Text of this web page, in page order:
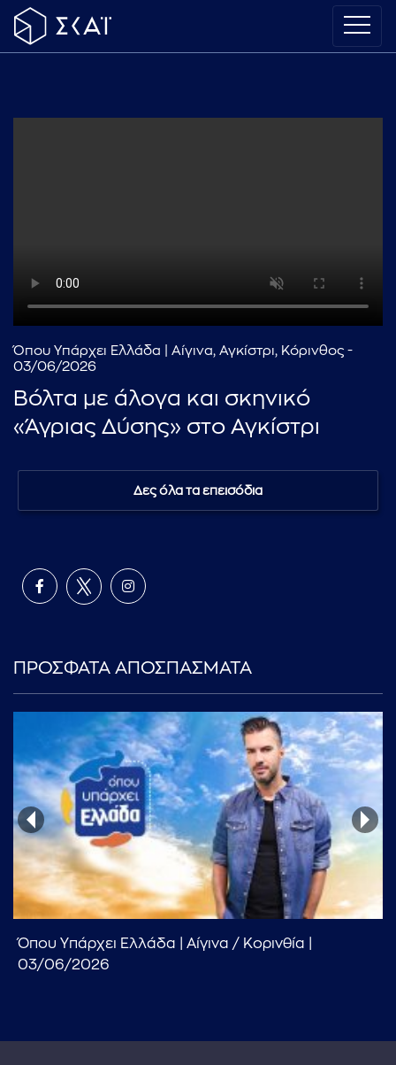
...πληκτρολογήστε κείμενο προς αναζήτηση
Όπου Υπάρχει Ελλάδα | Αίγινα, Αγκίστρι, Κόρινθος -
03/06/2026
Βόλτα με άλογα και σκηνικό
«Άγριας Δύσης» στο Αγκίστρι
Δες όλα τα επεισόδια
ΠΡΟΣΦΑΤΑ ΑΠΟΣΠΑΣΜΑΤΑ
Όπου Υπάρχει Ελλάδα | Αίγινα / Κoρινθία |
03/06/2026